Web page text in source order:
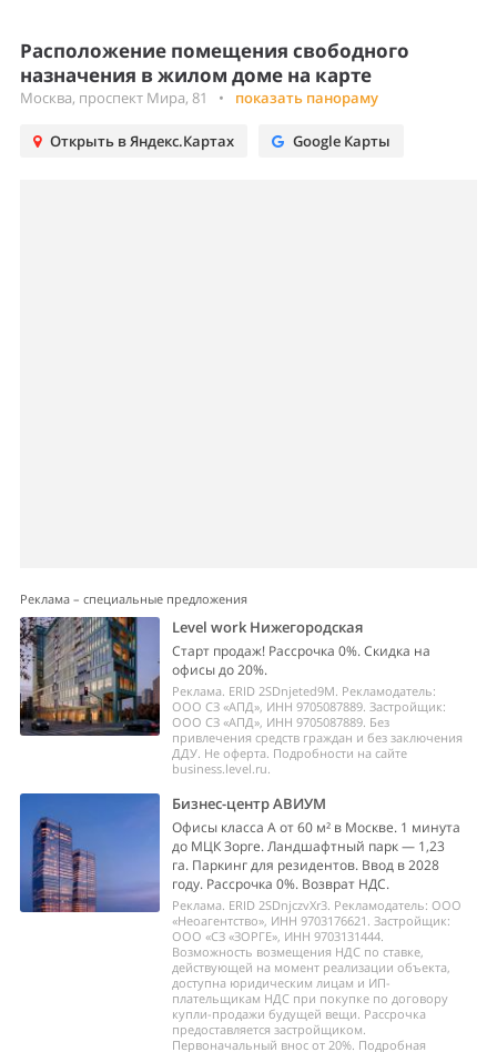
Расположение помещения свободного
назначения в жилом доме на карте
Москва, проспект Мира, 81 • показать панораму
Открыть в Яндекс.Картах Google Карты
Реклама – специальные предложения
Level work Нижегородская
Старт продаж! Рассрочка 0%. Скидка на
офисы до 20%.
Реклама. ERID 2SDnjeted9M. Рекламодатель:
ООО СЗ «АПД», ИНН 9705087889. Застройщик:
ООО СЗ «АПД», ИНН 9705087889. Без
привлечения средств граждан и без заключения
ДДУ. Не оферта. Подробности на сайте
business.level.ru.
Бизнес-центр АВИУМ
Офисы класса А от 60 м² в Москве. 1 минута
до МЦК Зорге. Ландшафтный парк — 1,23
га. Паркинг для резидентов. Ввод в 2028
году. Рассрочка 0%. Возврат НДС.
Реклама. ERID 2SDnjczvXr3. Рекламодатель: ООО
«Неоагентство», ИНН 9703176621. Застройщик:
ООО «СЗ «ЗОРГЕ», ИНН 9703131444.
Возможность возмещения НДС по ставке,
действующей на момент реализации объекта,
доступна юридическим лицам и ИП-
плательщикам НДС при покупке по договору
купли-продажи будущей вещи. Рассрочка
предоставляется застройщиком.
Первоначальный внос от 20%. Подробная